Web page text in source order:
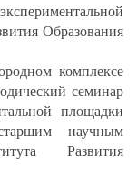
Образования
комплексе
семинар
площадки
научным
Развития